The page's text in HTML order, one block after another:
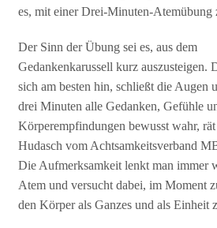
es, mit einer Drei-Minuten-Atemübung
Der Sinn der Übung sei es, aus dem
Gedankenkarussell kurz auszusteigen.
sich am besten hin, schließt die Augen
drei Minuten alle Gedanken, Gefühle
Körperempfindungen bewusst wahr,
Hudasch vom Achtsamkeitsverband
Die Aufmerksamkeit lenkt man immer
Atem und versucht dabei, im Moment
den Körper als Ganzes und als Einheit